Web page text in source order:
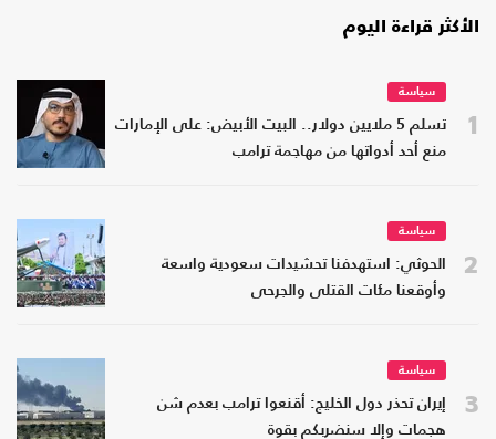
الأكثر قراءة اليوم
1
سياسة
تسلم 5 ملايين دولار.. البيت الأبيض: على الإمارات
منع أحد أدواتها من مهاجمة ترامب
2
سياسة
الحوثي: استهدفنا تحشيدات سعودية واسعة
وأوقعنا مئات القتلى والجرحى
3
سياسة
إيران تحذر دول الخليج: أقنعوا ترامب بعدم شن
هجمات وإلا سنضربكم بقوة